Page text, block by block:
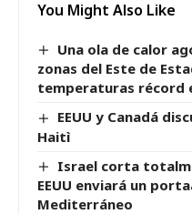
You Might Also Like
Una ola de calor
zonas del Este de
temperaturas récord
EEUU y Canadá
Haitì
Israel corta
EEUU enviará un
Mediterráneo